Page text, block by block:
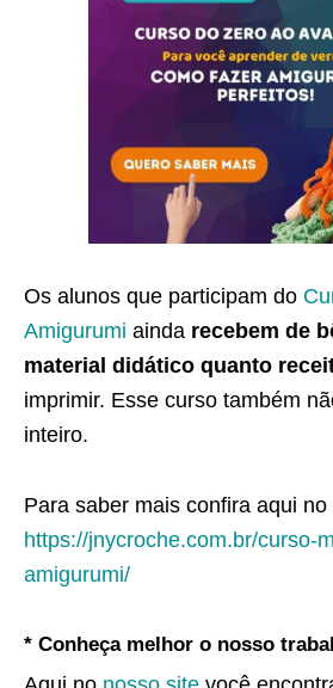
Os alunos que participam do
Amigurumi ainda recebem de
material didático quanto
imprimir. Esse curso também
inteiro.
Para saber mais confira aqui no
https://jnycroche.com.br/curso-
amigurumi/
* Conheça melhor o nosso